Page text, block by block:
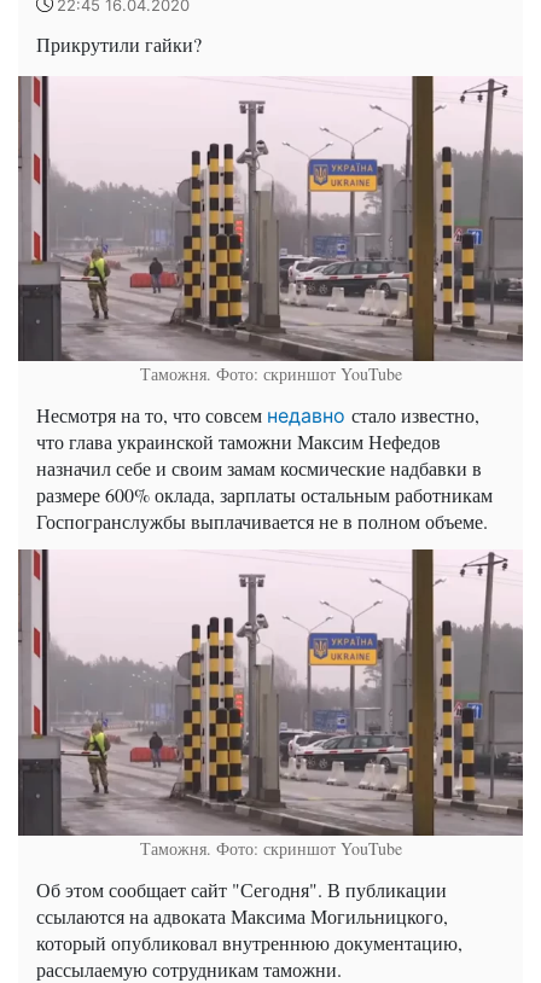
22:45 16.04.2020
Прикрутили гайки?
Таможня. Фото: скриншот YouTube
Несмотря на то, что совсем недавно стало известно,
что глава украинской таможни Максим Нефедов
назначил себе и своим замам космические надбавки в
размере 600% оклада, зарплаты остальным работникам
Госпогранслужбы выплачивается не в полном объеме.
Таможня. Фото: скриншот YouTube
Об этом сообщает сайт "Сегодня". В публикации
ссылаются на адвоката Максима Могильницкого,
который опубликовал внутреннюю документацию,
рассылаемую сотрудникам таможни.